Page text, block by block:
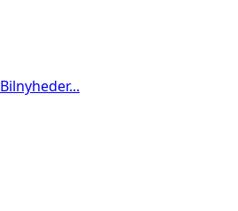
Bilnyheder...